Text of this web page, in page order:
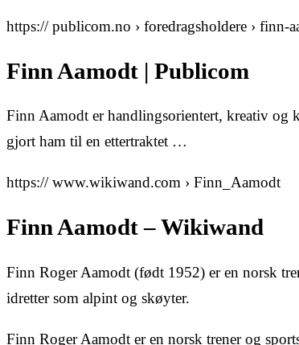
https:// publicom.no › foredragsholdere › finn-
Finn Aamodt | Publicom
Finn Aamodt er handlingsorientert, kreativ og
gjort ham til en ettertraktet …
https:// www.wikiwand.com › Finn_Aamodt
Finn Aamodt – Wikiwand
Finn Roger Aamodt (født 1952) er en norsk
idretter som alpint og skøyter.
Finn Roger Aamodt er en norsk trener og